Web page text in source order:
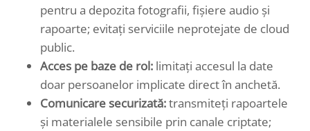
pentru a depozita fotografii, fișiere audio și
rapoarte; evitați serviciile neprotejate de cloud
public.
Acces pe baze de rol: limitați accesul la date
doar persoanelor implicate direct în anchetă.
Comunicare securizată:transmiteți rapoartele
și materialele sensibile prin canale criptate;